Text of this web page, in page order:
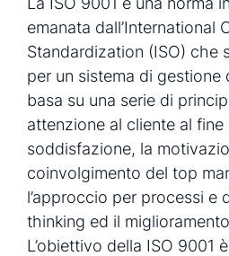
emanata dall’International
Standardization (ISO) che
per un sistema di gestione
basa su una serie di
attenzione al cliente al fine
soddisfazione, la
coinvolgimento del top
l’approccio per processi e
thinking ed il
L’obiettivo della ISO 9001 è